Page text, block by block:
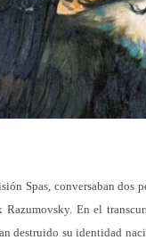
Spas, conversaban
En el
destruido su identidad